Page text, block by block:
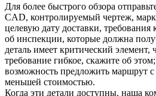
Для более быстрого обзора
CAD, контролируемый чертеж,
целевую дату доставки, требования
об инспекции, которые должна
деталь имеет критический элемент,
требование гибкое, скажите об
возможность предложить маршрут
меньшей стоимостью.
Когда эти детали доступны, наша